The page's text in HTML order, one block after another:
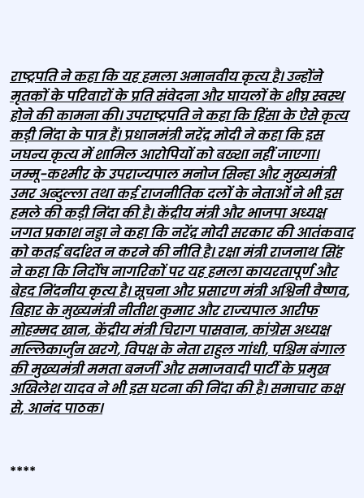
राष्ट्रपति ने कहा कि यह हमला अमानवीय कृत्य है। उन्होंने
मृतकों के परिवारों के प्रति संवेदना और घायलों के शीघ्र स्वस्थ
होने की कामना की। उपराष्ट्रपति ने कहा कि हिंसा के ऐसे कृत्य
कड़ी निंदा के पात्र हैं। प्रधानमंत्री नरेंद्र मोदी ने कहा कि इस
जघन्य कृत्य में शामिल आरोपियों को बख्शा नहीं जाएगा।
जम्मू-कश्मीर के उपराज्यपाल मनोज सिन्हा और मुख्यमंत्री
उमर अब्दुल्ला तथा कई राजनीतिक दलों के नेताओं ने भी इस
हमले की कड़ी निंदा की है। केंद्रीय मंत्री और भाजपा अध्यक्ष
जगत प्रकाश नड्डा ने कहा कि नरेंद्र मोदी सरकार की आतंकवाद
को कतई बर्दाश्‍त न करने की नीति है। रक्षा मंत्री राजनाथ सिंह
ने कहा कि निर्दोष नागरिकों पर यह हमला कायरतापूर्ण और
बेहद निंदनीय कृत्य है। सूचना और प्रसारण मंत्री अश्विनी वैष्णव,
बिहार के मुख्यमंत्री नीतीश कुमार और राज्‍यपाल आरीफ
मोहम्‍मद खान, केंद्रीय मंत्री चिराग पासवान, कांग्रेस अध्यक्ष
मल्लिकार्जुन खरगे, विपक्ष के नेता राहुल गांधी, पश्चिम बंगाल
की मुख्यमंत्री ममता बनर्जी और समाजवादी पार्टी के प्रमुख
अखिलेश यादव ने भी इस घटना की निंदा की है। समाचार कक्ष
से, आनंद पाठक।
****